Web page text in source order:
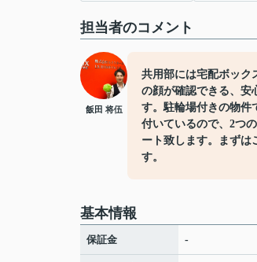
担当者のコメント
飯田 将伍
共用部には宅配ボック
の顔が確認できる、安
す。駐輪場付きの物件
付いているので、2つ
ート致します。まずは
す。
基本情報
保証金 -